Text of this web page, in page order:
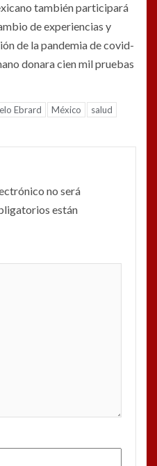
también participará
de experiencias y
de la pandemia de covid-
donara cien mil pruebas
Ebrard México
salud
no será
están